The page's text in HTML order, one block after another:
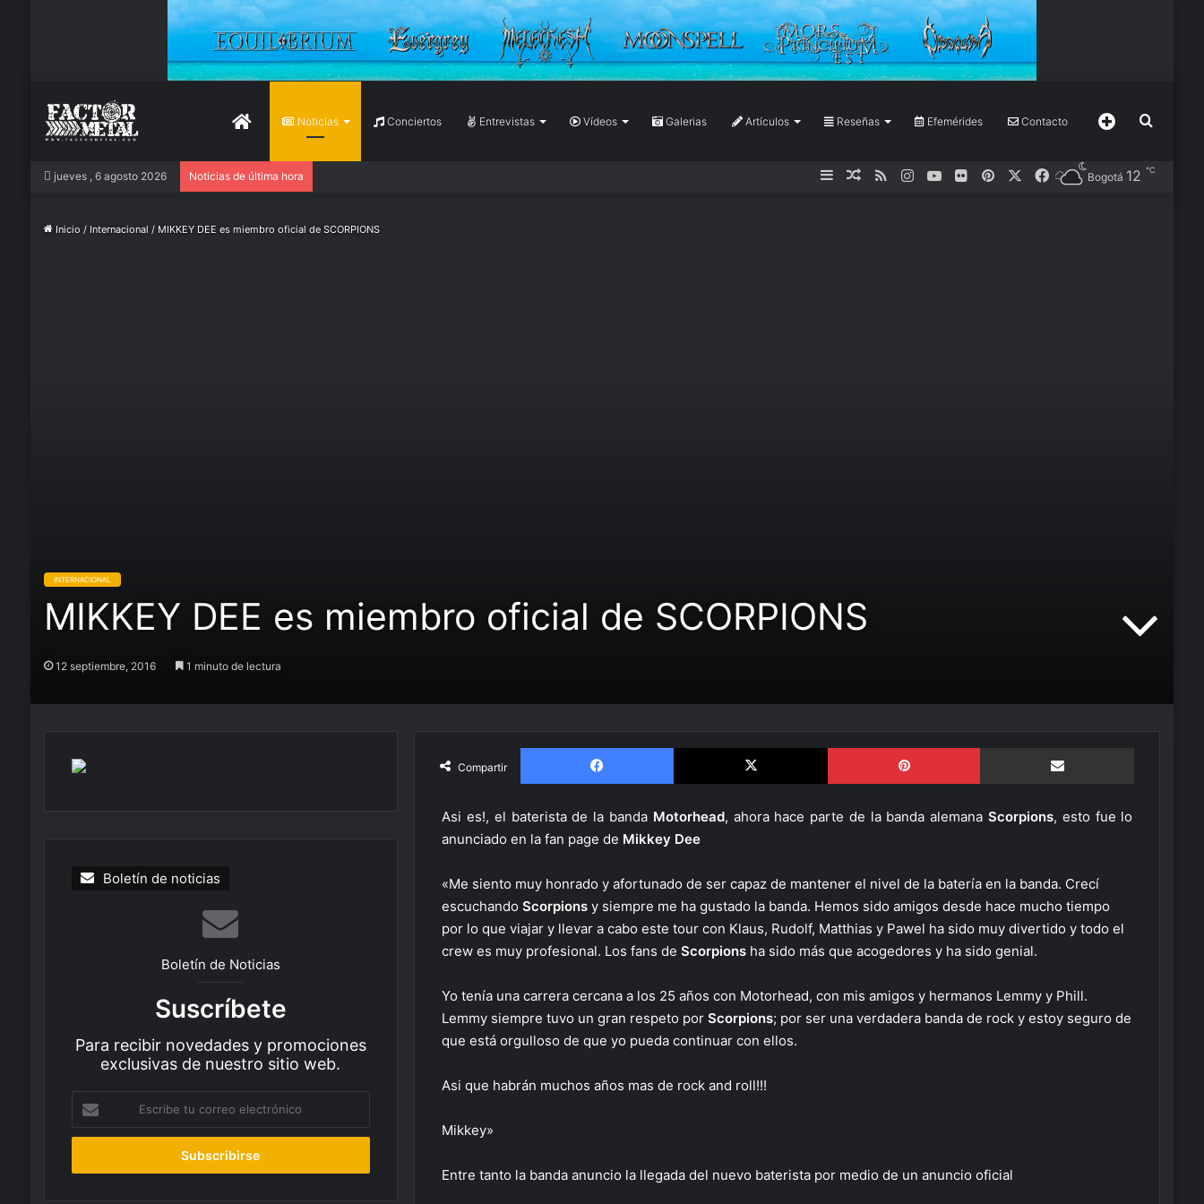
Inicio Noticias Conciertos Entrevistas Vídeos Galerias Artículos Reseñas Efemérides Contacto Más
jueves , 6 agosto 2026 Noticias de última hora Bogotá 12℃
Facebook
Pinterest
Flickr
YouTube
Instagram
RSS
Publicación
Barra
Inicio / Internacional / MIKKEY DEE es miembro oficial de SCORPIONS
INTERNACIONAL
MIKKEY DEE es miembro oficial de SCORPIONS
12 septiembre, 2016 1 minuto de lectura
Compartir
Facebook X
Asi es!, el baterista de la banda Motorhead, ahora hace parte de la banda alemanaScorpions, esto fue lo
anunciado en la fan page de Mikkey Dee
«Me siento muy honrado y afortunado de ser capaz de mantener el nivel de la batería en la banda. Crecí
escuchandoScorpions y siempre me ha gustado la banda. Hemos sido amigos desde hace mucho tiempo
por lo que viajar y llevar a cabo este tour con Klaus, Rudolf, Matthias y Pawel ha sido muy divertido y todo el
crew es muy profesional. Los fans deScorpions ha sido más que acogedores y ha sido genial.
Yo tenía una carrera cercana a los 25 años con Motorhead, con mis amigos y hermanos Lemmy y Phill.
Lemmy siempre tuvo un gran respeto porScorpions; por ser una verdadera banda de rock y estoy seguro de
que está orgulloso de que yo pueda continuar con ellos.
Asi que habrán muchos años mas de rock and roll!!!
Mikkey»
Entre tanto la banda anuncio la llegada del nuevo baterista por medio de un anuncio oficial
Boletín de noticias
Boletín de Noticias
Suscríbete
Para recibir novedades y promociones
exclusivas de nuestro sitio web.
c
i